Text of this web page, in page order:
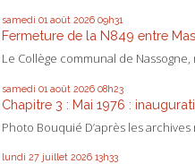
samedi 01 août 2026 09h31
Fermeture de la N849 entre
Le Collège communal de
samedi 01 août 2026 08h23
Chapitre 3 : Mai 1976 :
Photo Bouquié D’après les archives
lundi 27 juillet 2026 13h33